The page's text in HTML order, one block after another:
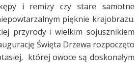
i remizy czy stare samotne
pięknie krajobrazu.
przyrody i wielkim sojusznikiem
Święta Drzewa rozpoczęto
której owoce są doskonałym